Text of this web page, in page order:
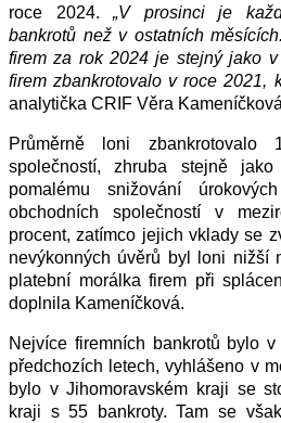
roce 2024.„V prosinci je
bankrotů než v ostatních
firem za rok 2024 je stejný jako
firem zbankrotovalo v roce 2021,
analytička CRIF Věra
Průměrně loni
společností, zhruba stejně
pomalému snižování
obchodních společností v
procent, zatímco jejich vklady se
nevýkonných úvěrů byl loni nižší
platební morálka firem při
doplnila Kameníčková.
Nejvíce firemních bankrotů bylo
předchozích letech, vyhlášeno v
bylo v Jihomoravském kraji se
kraji s 55 bankroty. Tam se